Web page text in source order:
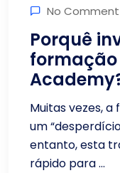
No Comment
Porquê
formação
Muitas vezes,
um
entanto, esta
rápido para ...